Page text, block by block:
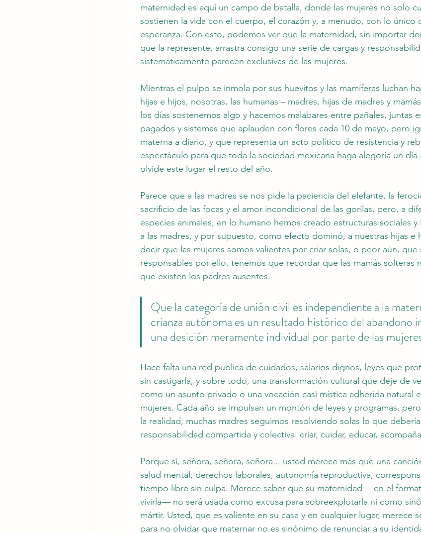
maternidad es aquí un campo de batalla, donde las mujeres no solo
sostienen la vida con el cuerpo, el corazón y, a menudo, con lo único
esperanza. Con esto, podemos ver que la maternidad, sin importar
que la represente, arrastra consigo una serie de cargas y
sistemáticamente parecen exclusivas de las mujeres.
Mientras el pulpo se inmola por sus huevitos y las mamíferas luchan
hijas e hijos, nosotras, las humanas – madres, hijas de madres y
los días sostenemos algo y hacemos malabares entre pañales, juntas
pagados y sistemas que aplauden con flores cada 10 de mayo, pero
materna a diario, y que representa un acto político de resistencia y
espectáculo para que toda la sociedad mexicana haga alegoría un
olvide este lugar el resto del año.
Parece que a las madres se nos pide la paciencia del elefante, la
sacrificio de las focas y el amor incondicional de las gorilas, pero, a
especies animales, en lo humano hemos creado estructuras sociales
a las madres, y por supuesto, como efecto dominó, a nuestras hijas e
decir que las mujeres somos valientes por criar solas, o peor aún, que
responsables por ello, tenemos que recordar que las mamás solteras
que existen los padres ausentes.
Que la categoría de unión civil es independiente a la
crianza autónoma es un resultado histórico del abandono
una desición meramente individual por parte de las
Hace falta una red pública de cuidados, salarios dignos, leyes que
sin castigarla, y sobre todo, una transformación cultural que deje de
como un asunto privado o una vocación casi mística adherida natural
mujeres. Cada año se impulsan un montón de leyes y programas,
la realidad, muchas madres seguimos resolviendo solas lo que
responsabilidad compartida y colectiva: criar, cuidar, educar,
Porque sí, señora, señora, señora... usted merece más que una
salud mental, derechos laborales, autonomía reproductiva,
tiempo libre sin culpa. Merece saber que su maternidad —en el
vivirla— no será usada como excusa para sobreexplotarla ni como
mártir. Usted, que es valiente en su casa y en cualquier lugar, merece
para no olvidar que maternar no es sinónimo de renunciar a su